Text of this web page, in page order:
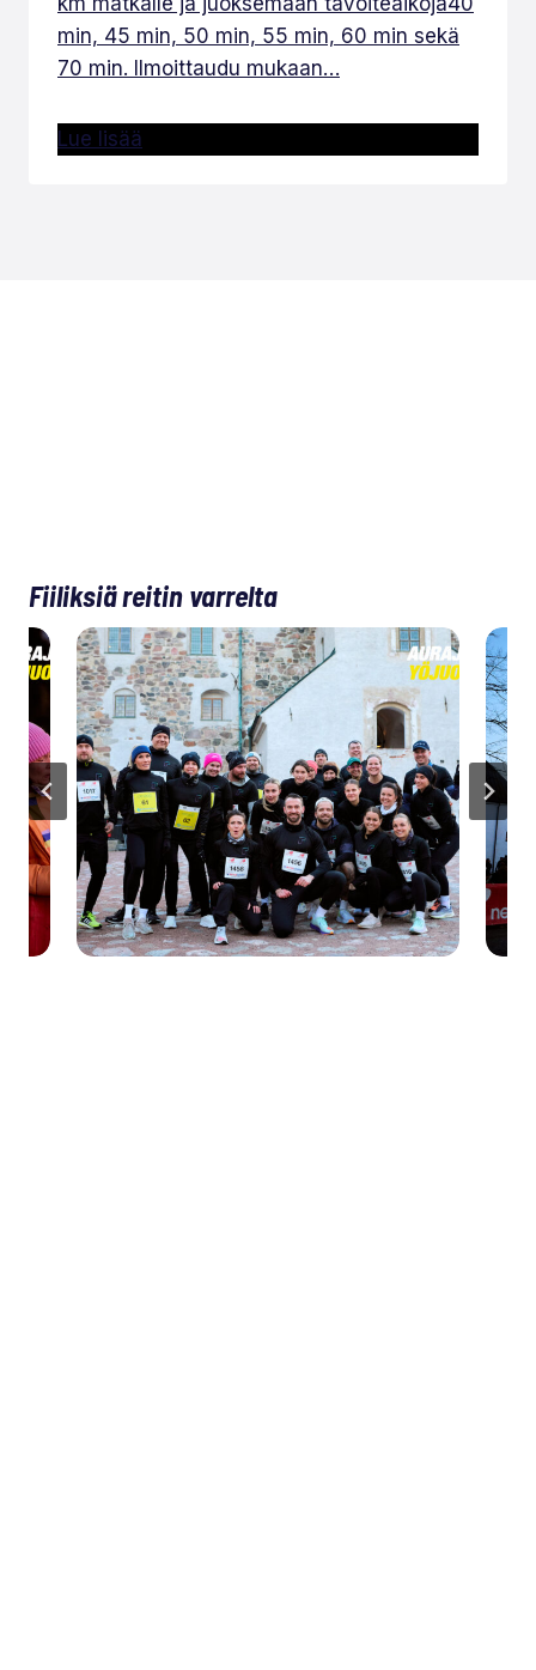
min, 45 min, 50 min, 55 min, 60 min sekä
70 min. Ilmoittaudu mukaan…
Lue lisää
Fiiliksiä reitin varrelta